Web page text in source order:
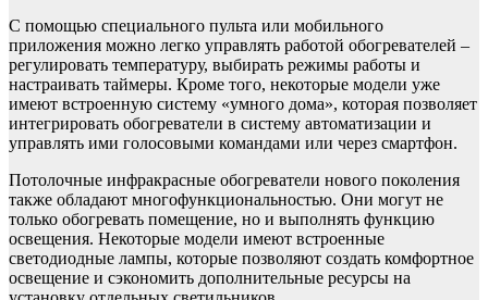
С помощью специального пульта или мобильного
приложения можно легко управлять работой обогревателей –
регулировать температуру, выбирать режимы работы и
настраивать таймеры. Кроме того, некоторые модели уже
имеют встроенную систему «умного дома», которая позволяет
интегрировать обогреватели в систему автоматизации и
управлять ими голосовыми командами или через смартфон.
Потолочные инфракрасные обогреватели нового поколения
также обладают многофункциональностью. Они могут не
только обогревать помещение, но и выполнять функцию
освещения. Некоторые модели имеют встроенные
светодиодные лампы, которые позволяют создать комфортное
освещение и сэкономить дополнительные ресурсы на